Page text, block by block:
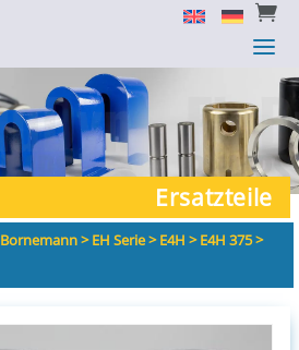

a

a
Ersatzteile
Bornemann>EH Serie>E4H >E4H 375>